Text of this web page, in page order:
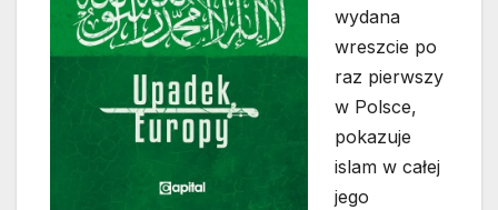
wydana
wreszcie po
raz pierwszy
w Polsce,
pokazuje
islam w całej
jego